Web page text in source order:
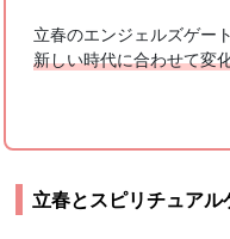
立春のエンジェルズゲー
新しい時代に合わせて変
立春とスピリチュアル